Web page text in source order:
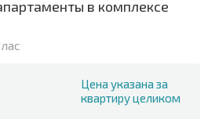
в комплексе
Цена указана за
квартиру целиком